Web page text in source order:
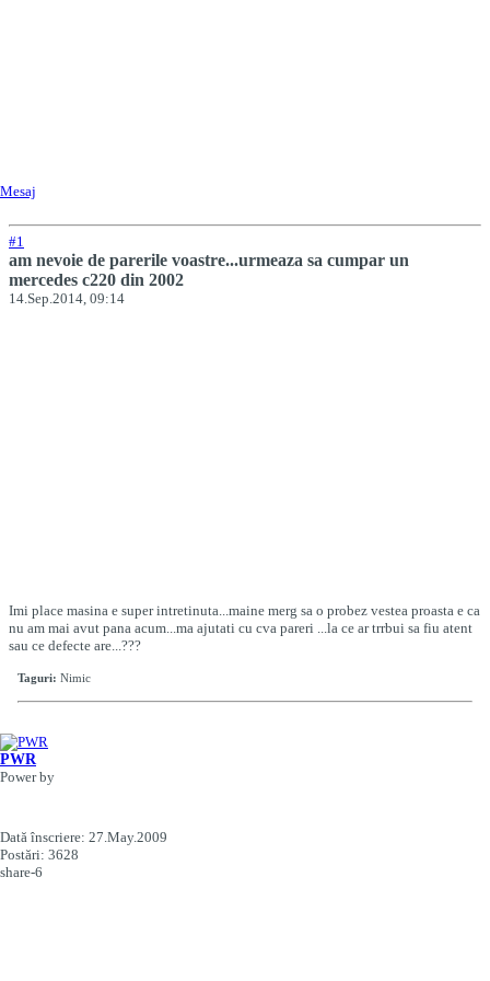
Mesaj
#1
am nevoie de parerile voastre...urmeaza sa cumpar un
mercedes c220 din 2002
14.Sep.2014, 09:14
Imi place masina e super intretinuta...maine merg sa o probez vestea proasta e ca
nu am mai avut pana acum...ma ajutati cu cva pareri ...la ce ar trrbui sa fiu atent
sau ce defecte are...???
Taguri: Nimic
PWR
Power by
Dată înscriere: 27.May.2009
Postări: 3628
share-6